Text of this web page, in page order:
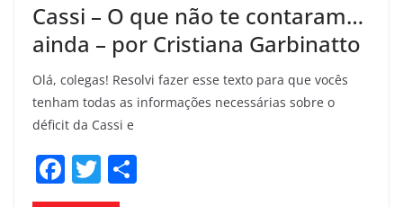
Cassi – O que não te contaram…
ainda – por Cristiana Garbinatto
Olá, colegas! Resolvi fazer esse texto para que vocês
tenham todas as informações necessárias sobre o
déficit da Cassi e
F
a
T
w